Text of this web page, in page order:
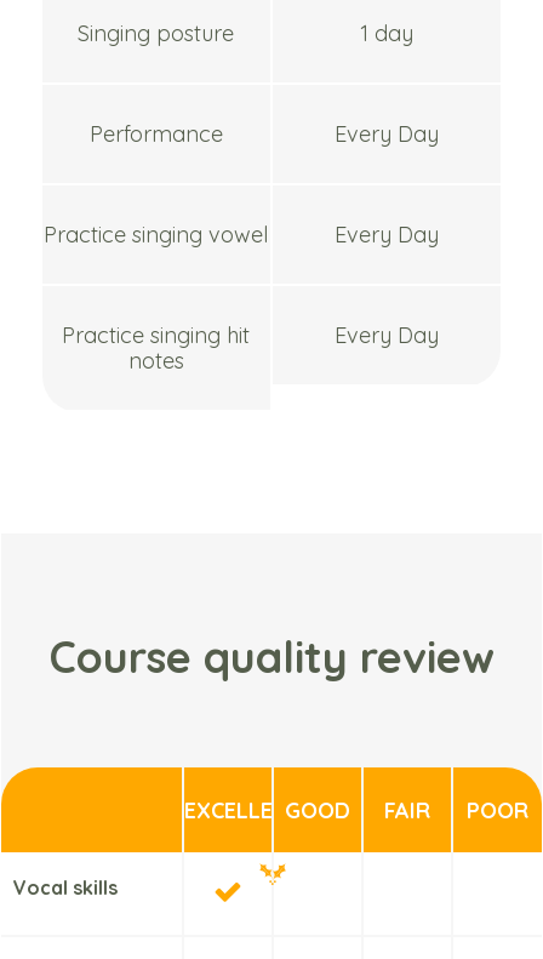
Singing posture
Performance
Practice singing vowel
Practice singing hit
notes
1 day
Every Day
Every Day
Every Day
Course quality review
Vocal skills
EXCELLENTGOOD FAIR POOR